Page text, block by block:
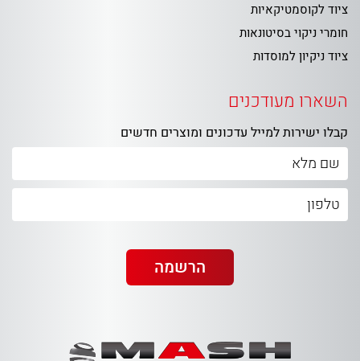
ציוד לקוסמטיקאיות
חומרי ניקוי בסיטונאות
ציוד ניקיון למוסדות
השארו מעודכנים
קבלו ישירות למייל עדכונים ומוצרים חדשים